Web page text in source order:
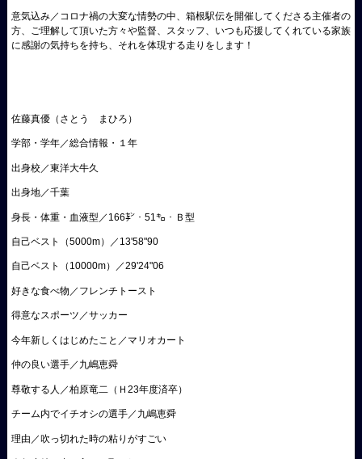
意気込み／コロナ禍の大変な情勢の中、箱根駅伝を開催してくださる主催者の
方、ご理解して頂いた方々や監督、スタッフ、いつも応援してくれている家族
に感謝の気持ちを持ち、それを体現する走りをします！
佐藤真優（さとう まひろ）
学部・学年／総合情報・１年
出身校／東洋大牛久
出身地／千葉
身長・体重・血液型／166㌢・51㌔・Ｂ型
自己ベスト（5000m）／13'58"90
自己ベスト（10000m）／29'24"06
好きな食べ物／フレンチトースト
得意なスポーツ／サッカー
今年新しくはじめたこと／マリオカート
仲の良い選手／九嶋恵舜
尊敬する人／柏原竜二（Ｈ23年度済卒）
チーム内でイチオシの選手／九嶋恵舜
理由／吹っ切れた時の粘りがすごい